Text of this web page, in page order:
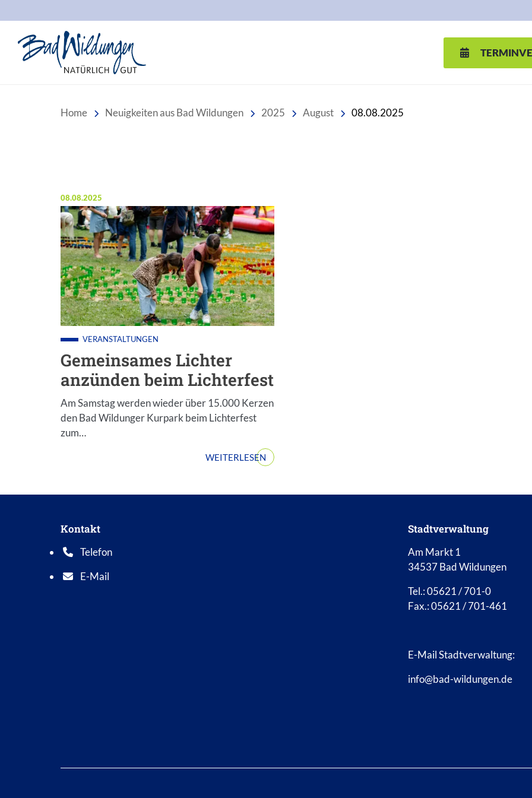
Home Neuigkeiten aus Bad Wildungen 2025 August 08.08.2025
Veröffentlicht am:
08.08.2025
Gemeinsames Lichter
anzünden beim Lichterfest
VERANSTALTUNGEN
Am Samstag werden wieder über 15.000 Kerzen
den Bad Wildunger Kurpark beim Lichterfest
zum…
WEITERLESEN
Kontakt
Telefon
Telefonnummer: 0 5 6 2 1 7 0 1 0
E-Mail
E-Mail Adresse: info@bad-wildungen.de
Stadtverwaltung
Am Markt 1
34537 Bad Wildungen
Tel.: 05621 / 701-0
Fax.: 05621 / 701-461
E-Mail Stadtverwaltung:
info@bad-wildungen.de